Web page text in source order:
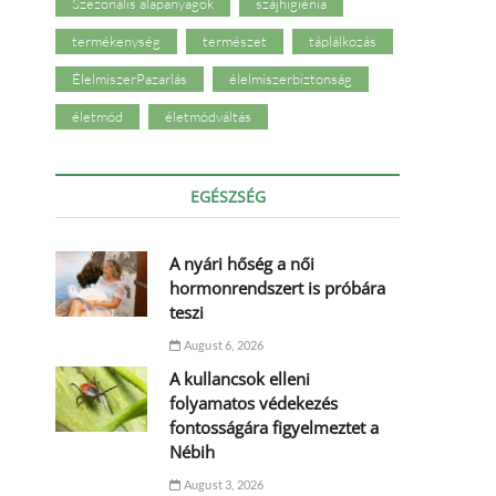
termékenység természet táplálkozás
ÉlelmiszerPazarlás élelmiszerbiztonság
életmód életmódváltás
EGÉSZSÉG
A nyári hőség a női
hormonrendszert is próbára
teszi
August 6, 2026
A kullancsok elleni
folyamatos védekezés
fontosságára figyelmeztet a
Nébih
August 3, 2026